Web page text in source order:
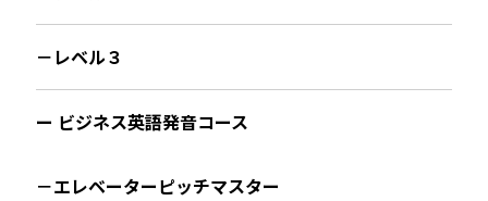
－レベル３
ー ビジネス英語発音コース
－エレベーターピッチマスター